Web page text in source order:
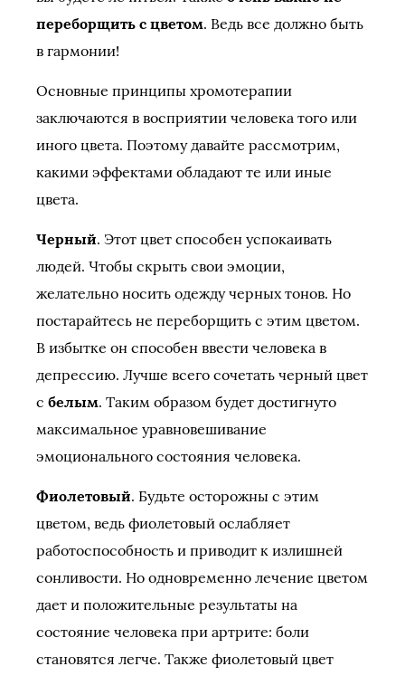
переборщить с цветом. Ведь все должно быть
в гармонии!
Основные принципы хромотерапии
заключаются в восприятии человека того или
иного цвета. Поэтому давайте рассмотрим,
какими эффектами обладают те или иные
цвета.
Черный. Этот цвет способен успокаивать
людей. Чтобы скрыть свои эмоции,
желательно носить одежду черных тонов. Но
постарайтесь не переборщить с этим цветом.
В избытке он способен ввести человека в
депрессию. Лучше всего сочетать черный цвет
с белым. Таким образом будет достигнуто
максимальное уравновешивание
эмоционального состояния человека.
Фиолетовый. Будьте осторожны с этим
цветом, ведь фиолетовый ослабляет
работоспособность и приводит к излишней
сонливости. Но одновременно лечение цветом
дает и положительные результаты на
состояние человека при артрите: боли
становятся легче. Также фиолетовый цвет